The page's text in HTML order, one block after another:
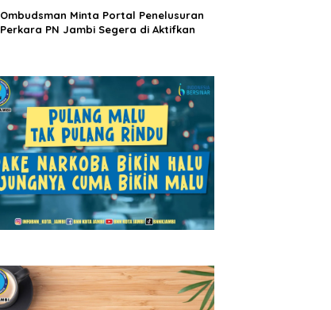
Ombudsman Minta Portal Penelusuran
Perkara PN Jambi Segera di Aktifkan